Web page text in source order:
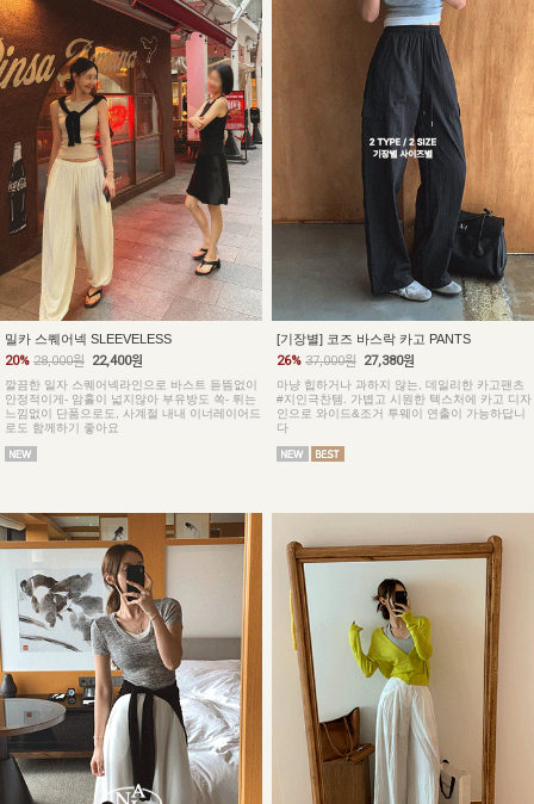
밀카 스퀘어넥 SLEEVELESS
20% 28,000원 22,400원
깔끔한 일자 스퀘어넥라인으로 바스트 듣뜸없이
안정적이게- 암홀이 넓지않아 부유방도 쏙- 튀는
느낌없이 단품으로도, 사계절 내내 이너레이어드
로도 함께하기 좋아요
[기장별] 코즈 바스락 카고 PANTS
26% 37,000원 27,380원
마냥 힙하거나 과하지 않는, 데일리한 카고팬츠
#지인극찬템. 가볍고 시원한 텍스처에 카고 디자
인으로 와이드&조거 투웨이 연출이 가능하답니
다